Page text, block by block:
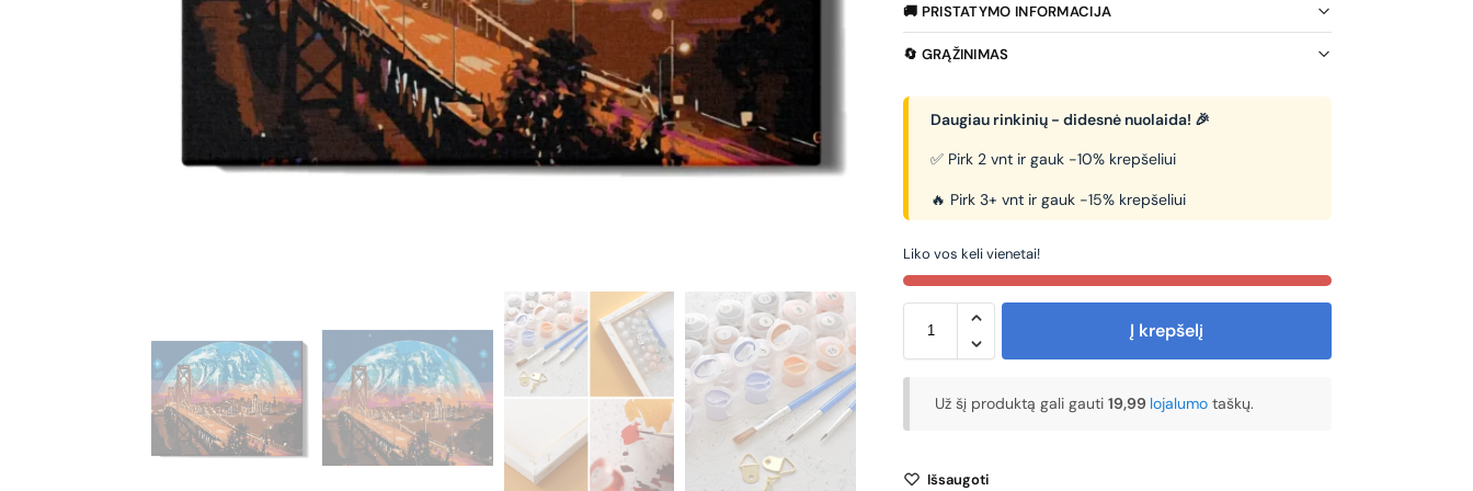
🚚 PRISTATYMO INFORMACIJA
🔄 GRĄŽINIMAS
Daugiau rinkinių - didesnė nuolaida! 🎉
✅ Pirk 2 vnt ir gauk -10% krepšeliui
🔥 Pirk 3+ vnt ir gauk -15% krepšeliui
Liko vos keli vienetai!
Į krepšelį
Už šį produktą gali gauti 19,99 lojalumo taškų.
Išsaugoti